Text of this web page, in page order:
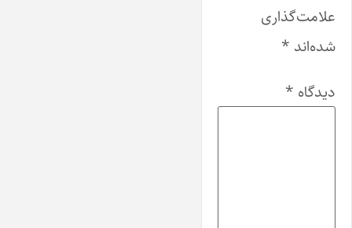
علامت‌گذاری
شده‌اند *
دیدگاه *